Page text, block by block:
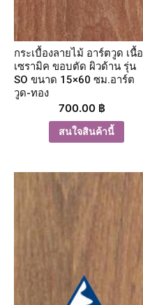
กระเบื้องลายไม้ อาร์ตวูด เนื้อ
เซรามิค ขอบตัด ผิวด้าน รุ่น
SO ขนาด 15×60 ซม.อาร์ต
วูด-ทอง
700.00 ฿
สนใจสินค้านี้